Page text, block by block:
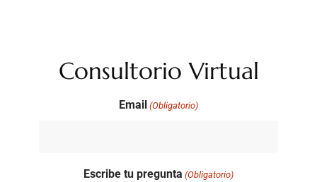
Consultorio Virtual
Email (Obligatorio)
Escribe tu pregunta (Obligatorio)